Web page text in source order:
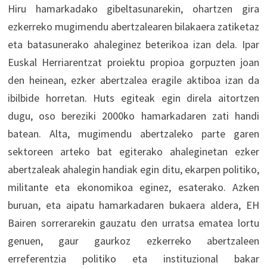
Hiru hamarkadako gibeltasunarekin, ohartzen gira
ezkerreko mugimendu abertzalearen bilakaera zatiketaz
eta batasunerako ahaleginez beterikoa izan dela. Ipar
Euskal Herriarentzat proiektu propioa gorpuzten joan
den heinean, ezker abertzalea eragile aktiboa izan da
ibilbide horretan. Huts egiteak egin direla aitortzen
dugu, oso bereziki 2000ko hamarkadaren zati handi
batean. Alta, mugimendu abertzaleko parte garen
sektoreen arteko bat egiterako ahaleginetan ezker
abertzaleak ahalegin handiak egin ditu, ekarpen politiko,
militante eta ekonomikoa eginez, esaterako. Azken
buruan, eta aipatu hamarkadaren bukaera aldera, EH
Bairen sorrerarekin gauzatu den urratsa ematea lortu
genuen, gaur gaurkoz ezkerreko abertzaleen
erreferentzia politiko eta instituzional bakar